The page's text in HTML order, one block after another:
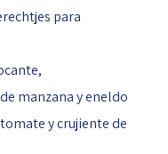
para
manzana y eneldo
y crujiente de